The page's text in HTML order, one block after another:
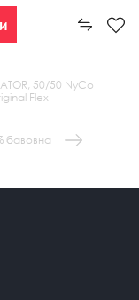
50/50 NyCo
Flex
бавовна